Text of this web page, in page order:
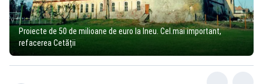
Proiecte de 50 de milioane de euro la Ineu. Cel mai important,
refacerea Cetății